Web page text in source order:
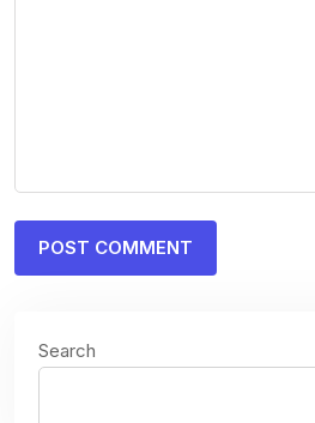
Search